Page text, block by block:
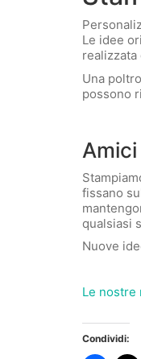
Le idee
realizzata
Una
possono
Amici
fissano
qualsiasi
Nuove
Le nostre
Condividi: